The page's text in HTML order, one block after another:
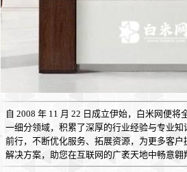
自 2008 年 11 月 22 日成立伊始，白米网便将
一细分领域，积累了深厚的行业经验与专业
前行，不断优化服务、拓展资源，为更多客户
解决方案，助您在互联网的广袤天地中畅意翱